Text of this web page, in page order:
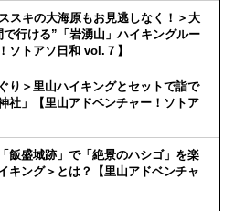
スキの大海原もお見逃しなく！＞大
行ける”「岩湧山」ハイキングルー
ソトアソ日和 vol.７】
り＞里山ハイキングとセットで詣で
社」【里山アドベンチャー！ソトア
飯盛城跡」で「絶景のハシゴ」を楽
キング＞とは？【里山アドベンチャ